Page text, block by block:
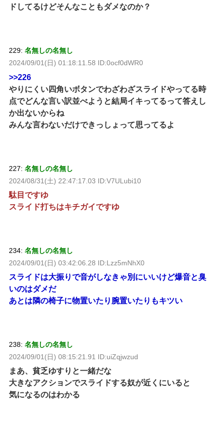
ドしてるけどそんなこともダメなのか？
229: 名無しの名無し
2024/09/01(日) 01:18:11.58 ID:0ocf0dWR0
>>226
やりにくい四角いボタンでわざわざスライドやってる時
点でどんな言い訳並べようと結局イキってるって答えし
か出ないからね
みんな言わないだけできっしょって思ってるよ
227: 名無しの名無し
2024/08/31(土) 22:47:17.03 ID:V7ULubi10
駄目ですゆ
スライド打ちはキチガイですゆ
234: 名無しの名無し
2024/09/01(日) 03:42:06.28 ID:Lzz5mNhX0
スライドは大振りで音がしなきゃ別にいいけど爆音と臭
いのはダメだ
あとは隣の椅子に物置いたり腕置いたりもキツい
238: 名無しの名無し
2024/09/01(日) 08:15:21.91 ID:uiZqjwzud
まあ、貧乏ゆすりと一緒だな
大きなアクションでスライドする奴が近くにいると
気になるのはわかる